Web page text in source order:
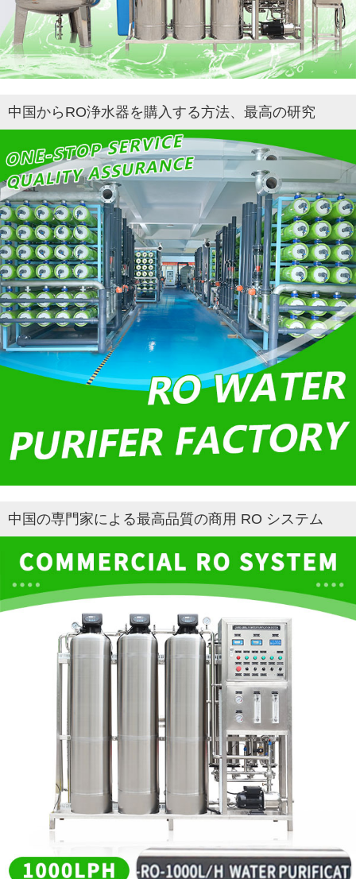
中国からRO浄水器を購入する方法、最高の研究
中国の専門家による最高品質の商用 RO システム